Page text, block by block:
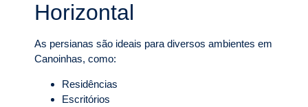
Horizontal
As persianas são ideais para diversos ambientes em
Canoinhas, como:
Residências
Escritórios